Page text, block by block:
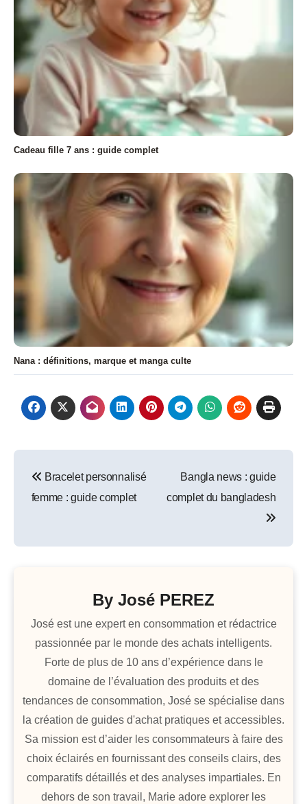
Cadeau fille 7 ans : guide complet
Nana : définitions, marque et manga culte
de
Bracelet personnalisé
femme : guide complet
Bangla news : guide
complet du bangladesh
By José PEREZ
José est une expert en consommation et rédactrice
passionnée par le monde des achats intelligents.
Forte de plus de 10 ans d’expérience dans le
domaine de l’évaluation des produits et des
tendances de consommation, José se spécialise dans
la création de guides d'achat pratiques et accessibles.
Sa mission est d’aider les consommateurs à faire des
choix éclairés en fournissant des conseils clairs, des
comparatifs détaillés et des analyses impartiales. En
dehors de son travail, Marie adore explorer les